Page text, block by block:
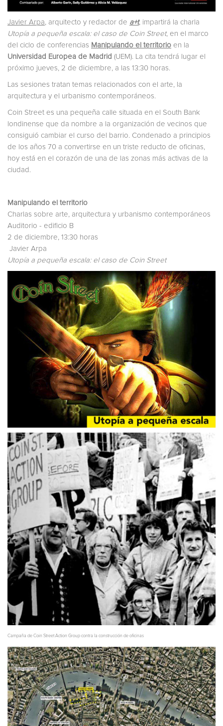
Javier Arpa, arquitecto y redactor de a+t, impartirá la charla
Utopía a pequeña escala: el caso de Coin Street, en el marco
del ciclo de conferencias Manipulando el territorio en la
Universidad Europea de Madrid (UEM). La cita tendrá lugar el
próximo jueves, 2 de diciembre, a las 13:30 horas.
Las sesiones tratan temas relacionados con el arte, la
arquitectura y el urbanismo contemporáneos.
Coin Street es una pequeña calle situada en el South Bank
londinense que da nombre a la organización de vecinos que
consiguió cambiar el curso del barrio. Condenado a principios
de los años 70 a convertirse en un triste reducto de oficinas,
hoy está en el corazón de una de las zonas más activas de la
ciudad.
Manipulando el territorio
Charlas sobre arte, arquitectura y urbanismo contemporáneos
Auditorio - edificio B
2 de diciembre, 13:30 horas
Javier Arpa
Utopía a pequeña escala: el caso de Coin Street
Campaña de Coin Street Action Group contra la construcción de oficinas